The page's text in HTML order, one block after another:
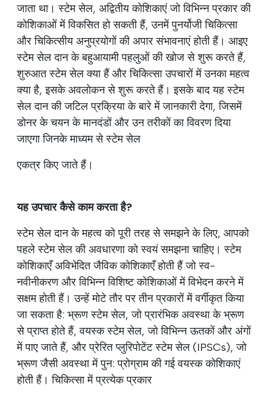
जाता था। स्टेम सेल, अद्वितीय कोशिकाएं जो विभिन्न प्रकार की
कोशिकाओं में विकसित हो सकती हैं, उनमें पुनर्योजी चिकित्सा
और चिकित्सीय अनुप्रयोगों की अपार संभावनाएं होती हैं। आइए
स्टेम सेल दान के बहुआयामी पहलुओं की खोज से शुरू करते हैं,
शुरुआत स्टेम सेल क्या हैं और चिकित्सा उपचारों में उनका महत्व
क्या है, इसके अवलोकन से शुरू करते हैं। इसके बाद यह स्टेम
सेल दान की जटिल प्रक्रिया के बारे में जानकारी देगा, जिसमें
डोनर के चयन के मानदंडों और उन तरीकों का विवरण दिया
जाएगा जिनके माध्यम से स्टेम सेल
एकत्र किए जाते हैं।
यह उपचार कैसे काम करता है?
स्टेम सेल दान के महत्व को पूरी तरह से समझने के लिए, आपको
पहले स्टेम सेल की अवधारणा को स्वयं समझना चाहिए। स्टेम
कोशिकाएँ अविभेदित जैविक कोशिकाएँ होती हैं जो स्व-
नवीनीकरण और विभिन्न विशिष्ट कोशिकाओं में विभेदन करने में
सक्षम होती हैं। उन्हें मोटे तौर पर तीन प्रकारों में वर्गीकृत किया
जा सकता है: भ्रूण स्टेम सेल, जो प्रारंभिक अवस्था के भ्रूण
से प्राप्त होते हैं, वयस्क स्टेम सेल, जो विभिन्न ऊतकों और अंगों
में पाए जाते हैं, और प्रेरित प्लुरिपोटेंट स्टेम सेल (IPSCs), जो
भ्रूण जैसी अवस्था में पुन: प्रोग्राम की गई वयस्क कोशिकाएं
होती हैं। चिकित्सा में प्रत्येक प्रकार